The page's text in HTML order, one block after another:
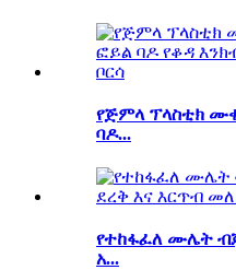
የጅምላ ፕላስቲክ
ባዶ...
የተከፋፈለ ሙሌት
አ...